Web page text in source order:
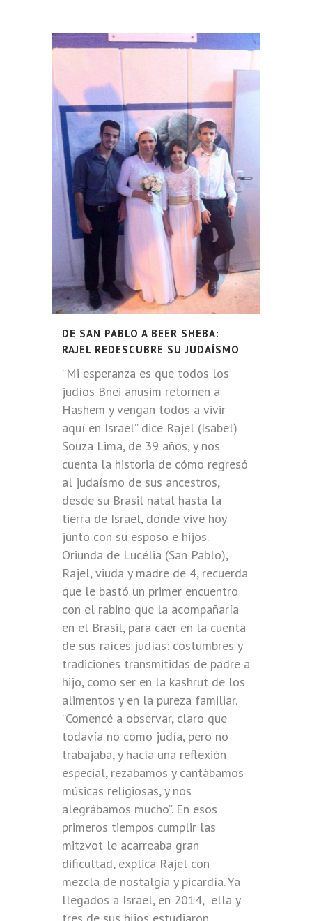
DE SAN PABLO A BEER SHEBA:
RAJEL REDESCUBRE SU JUDAÍSMO
“Mi esperanza es que todos los
judíos Bnei anusim retornen a
Hashem y vengan todos a vivir
aquí en Israel” dice Rajel (Isabel)
Souza Lima, de 39 años, y nos
cuenta la historia de cómo regresó
al judaísmo de sus ancestros,
desde su Brasil natal hasta la
tierra de Israel, donde vive hoy
junto con su esposo e hijos.
Oriunda de Lucélia (San Pablo),
Rajel, viuda y madre de 4, recuerda
que le bastó un primer encuentro
con el rabino que la acompañaría
en el Brasil, para caer en la cuenta
de sus raíces judías: costumbres y
tradiciones transmitidas de padre a
hijo, como ser en la kashrut de los
alimentos y en la pureza familiar.
“Comencé a observar, claro que
todavía no como judía, pero no
trabajaba, y hacía una reflexión
especial, rezábamos y cantábamos
músicas religiosas, y nos
alegrábamos mucho”. En esos
primeros tiempos cumplir las
mitzvot le acarreaba gran
dificultad, explica Rajel con
mezcla de nostalgia y picardía. Ya
llegados a Israel, en 2014, ella y
tres de sus hijos estudiaron